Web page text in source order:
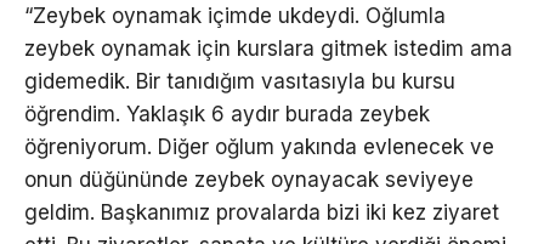
“Zeybek oynamak içimde ukdeydi. Oğlumla
zeybek oynamak için kurslara gitmek istedim ama
gidemedik. Bir tanıdığım vasıtasıyla bu kursu
öğrendim. Yaklaşık 6 aydır burada zeybek
öğreniyorum. Diğer oğlum yakında evlenecek ve
onun düğününde zeybek oynayacak seviyeye
geldim. Başkanımız provalarda bizi iki kez ziyaret